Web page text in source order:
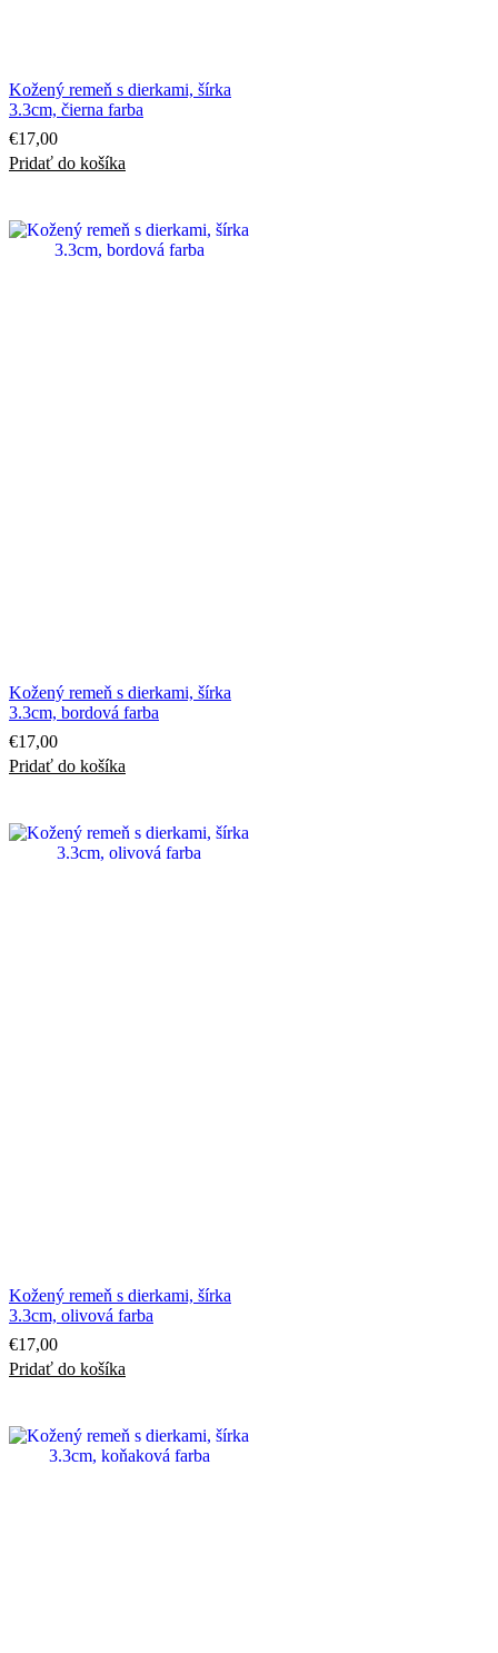
Kožený remeň s dierkami, šírka
3.3cm, čierna farba
€17,00
Pridať do košíka
Kožený remeň s dierkami, šírka
3.3cm, bordová farba
€17,00
Pridať do košíka
Kožený remeň s dierkami, šírka
3.3cm, olivová farba
€17,00
Pridať do košíka